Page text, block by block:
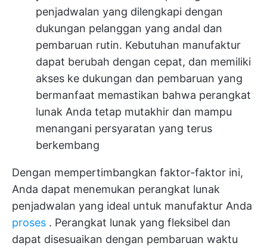
penjadwalan yang dilengkapi dengan
dukungan pelanggan yang andal dan
pembaruan rutin. Kebutuhan manufaktur
dapat berubah dengan cepat, dan memiliki
akses ke dukungan dan pembaruan yang
bermanfaat memastikan bahwa perangkat
lunak Anda tetap mutakhir dan mampu
menangani persyaratan yang terus
berkembang
Dengan mempertimbangkan faktor-faktor ini,
Anda dapat menemukan perangkat lunak
penjadwalan yang ideal untuk manufaktur Anda
proses . Perangkat lunak yang fleksibel dan
dapat disesuaikan dengan pembaruan waktu